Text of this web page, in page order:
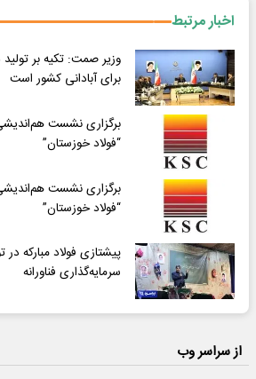
اخبار مرتبط
وزیر صمت: تکیه بر
برای آبادانی کشور است
برگزاری نشست
“فولاد خوزستان”
برگزاری نشست
“فولاد خوزستان”
پیشتازی فولاد مبارکه در
سرمایه‌گذاری فناورانه
از سراسر وب